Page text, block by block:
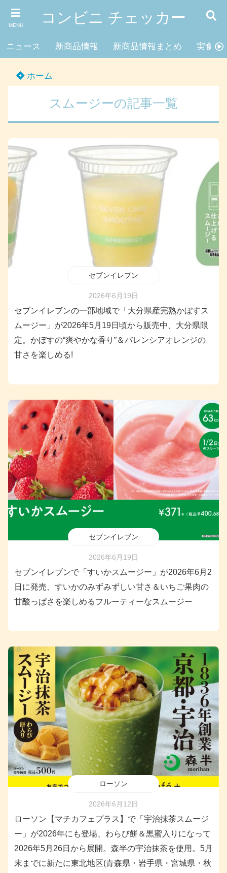
MENU コンビニ チェッカー
ニュース 新商品情報 新商品情報まとめ 実食レ
ホーム
スムージーの記事一覧
セブンイレブン
2026年6月19日
セブンイレブンの一部地域で「大分県産完熟かぼすス
ムージー」が2026年5月19日頃から販売中、大分県限
定。かぼすの“爽やかな香り”＆バレンシアオレンジの
甘さを楽しめる!
セブンイレブン
2026年6月19日
セブンイレブンで「すいかスムージー」が2026年6月2
日に発売、すいかのみずみずしい甘さ＆いちご果肉の
甘酸っぱさを楽しめるフルーティーなスムージー
ローソン
2026年6月12日
ローソン【マチカフェプラス】で「宇治抹茶スムージ
ー」が2026年にも登場、わらび餅＆黒蜜入りになって
2026年5月26日から展開。森半の宇治抹茶を使用。5月
末までに新たに東北地区(青森県・岩手県・宮城県・秋